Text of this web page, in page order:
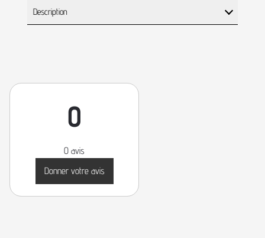
Description
0
0 avis
Donner votre avis